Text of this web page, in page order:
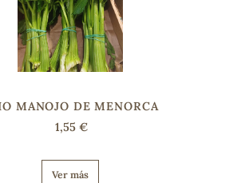
MANOJO DE MENORCA
1,55 €
Ver más